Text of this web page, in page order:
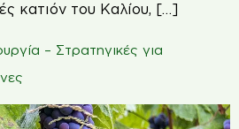
κατιόν του Καλίου, […]
– Στρατηγικές για